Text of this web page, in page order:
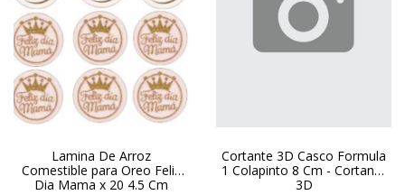
Lamina De Arroz
Comestible para Oreo Feliz
Dia Mama x 20 4.5 Cm
Cortante 3D Casco Formula
1 Colapinto 8 Cm - Cortante
3D